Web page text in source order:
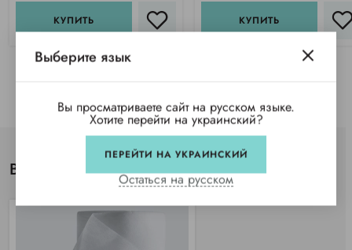
КУПИТЬ КУПИТЬ
Вы просматривали
Выберите язык
Вы просматриваете сайт на русском языке.
Хотите перейти на украинский?
ПЕРЕЙТИ НА УКРАИНСКИЙ
Остаться на русском